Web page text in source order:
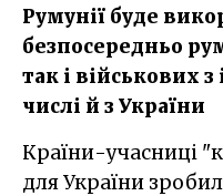
Румунії буде
безпосередньо
так і військових
числі й з України
Країни-учасниці "коаліції винищувачів"
для України